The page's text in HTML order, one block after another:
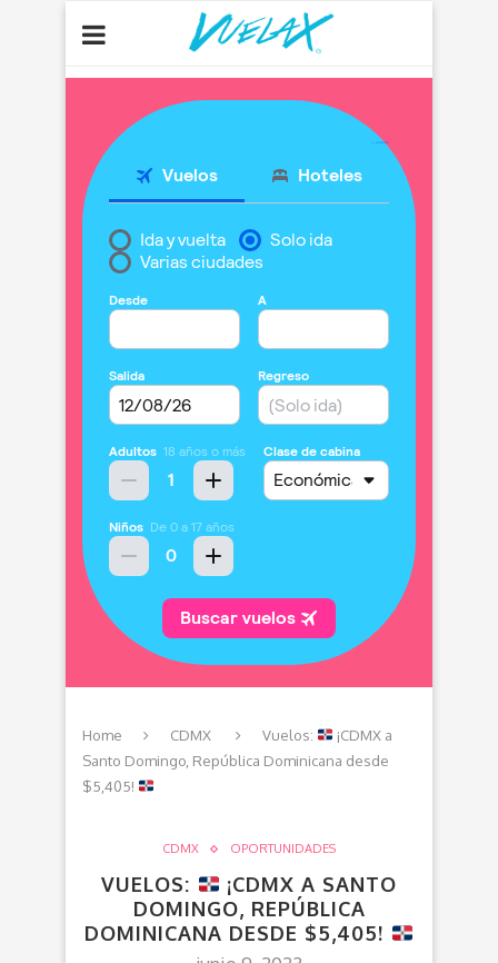
Home CDMX Vuelos:
¡CDMX a
Santo Domingo, República Dominicana desde
$5,405!
CDMX OPORTUNIDADES
VUELOS:
¡CDMX A SANTO
DOMINGO, REPÚBLICA
DOMINICANA DESDE $5,405!